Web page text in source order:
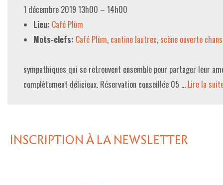
LES EXPOSITIONS
INFOS & ACCESSIBILITÉ
1 décembre 2019 13h00 – 14h00
Lieu: Café Plùm
Mots-clefs: Café Plùm, cantine lautrec, scène ouverte
sympathiques qui se retrouvent ensemble pour partager leur
complètement délicieux. Réservation conseillée 05 … Lire la
INSCRIPTION À LA NEWSLETTER